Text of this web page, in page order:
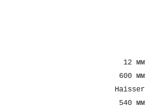
12 мм
600 мм
Haisser
540 мм